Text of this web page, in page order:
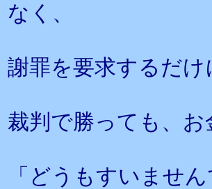
なく、
謝罪を要求するだ
裁判で勝っても、
「どうもすいませ